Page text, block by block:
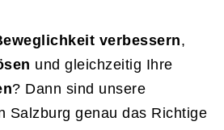
verbessern,
und gleichzeitig Ihre
? Dann sind unsere
Salzburg genau das Richtige